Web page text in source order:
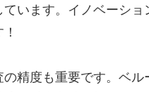
います。イノベーシ
精度も重要です。ベ